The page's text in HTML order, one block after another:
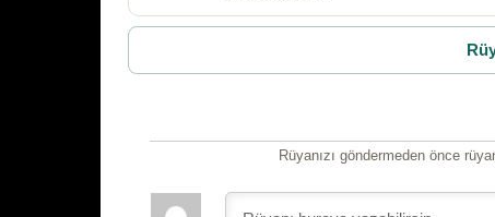
Rüyanızı göndermeden önce